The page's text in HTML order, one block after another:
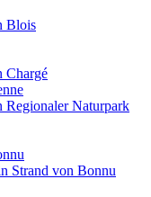
Blois
Chargé
Regionaler Naturpark
Strand von Bonnu